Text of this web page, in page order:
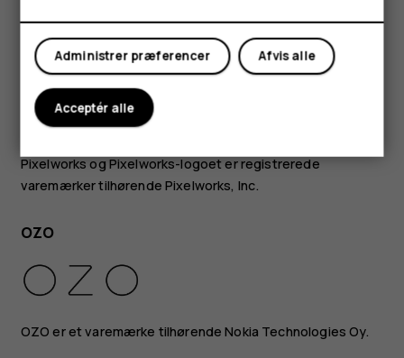
Min konto
Android, Google og andre relaterede mærker og logoer er
varemærker tilhørende Google LLC.
Bluetooth-ordmærket og -logoerne ejes af Bluetooth SIG,
Inc., og enhver brug af sådanne mærker fra HMD Globals
side sker under licens.
Pixelworks og Pixelworks-logoet er registrerede
varemærker tilhørende Pixelworks, Inc.
OZO
OZO er et varemærke tilhørende Nokia Technologies Oy.
Afvis alle
Administrer præferencer
Acceptér alle